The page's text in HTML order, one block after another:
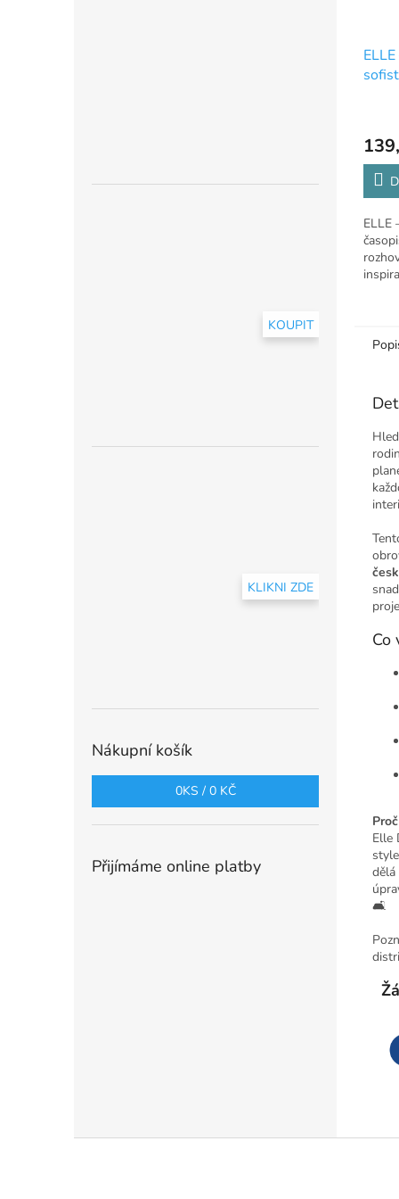
KOUPIT
KLIKNI ZDE
Nákupní košík
0KS / 0 KČ
Přijímáme online platby
ELLE
Co
Elle
dělá
🛋️